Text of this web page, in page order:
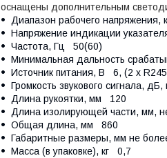
оснащены дополнительным
Диапазон рабочего
Напряжение индикации
Частота, Гц 50(60)
Минимальная дальность
Источник питания, В 6, (2 x
Громкость звукового сигнала,
Длина рукоятки, мм 120
Длина изолирующей части, мм,
Общая длина, мм 860
Габаритные размеры, мм не
Масса (в упаковке), кг 0,7